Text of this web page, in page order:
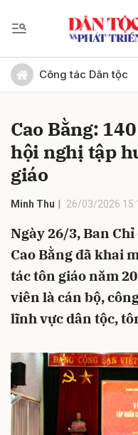
Công tác Dân tộc
Cao Bằng:
hội nghị tập
giáo
Minh Thu 26/03/2026
Ngày 26/3, Ban
Cao Bằng đã khai
tác tôn giáo năm
viên là cán bộ,
lĩnh vực dân tộc,
Gửi bình luận